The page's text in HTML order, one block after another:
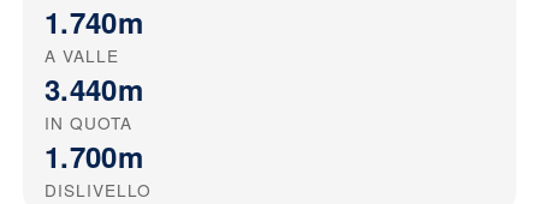
1.740m
A VALLE
3.440m
IN QUOTA
1.700m
DISLIVELLO